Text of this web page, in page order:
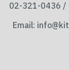
02-321-0436
Email: